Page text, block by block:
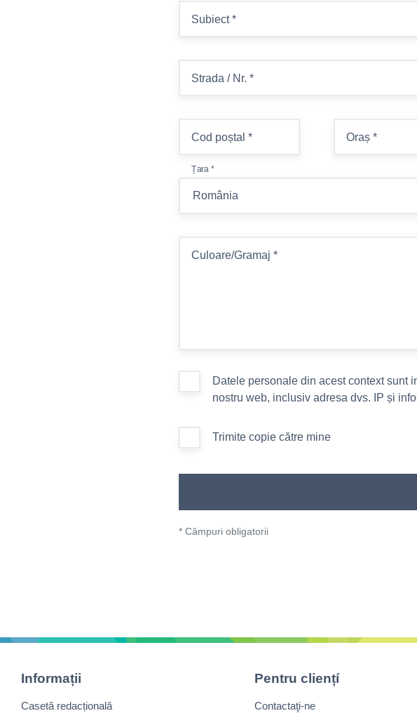
Subiect*
Strada / Nr. *
Cod poștal * Oraș *
Țara *
Culoare/Gramaj *
Datele personale din acest context sunt
nostru web, inclusiv adresa dvs. IP și
Trimite copie către mine
* Câmpuri obligatorii
Informații
Casetă redacțională
Pentru cliențí
Contactaţi-ne